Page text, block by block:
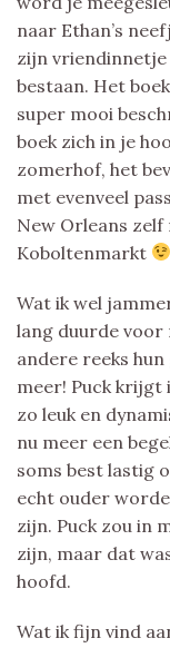
naar Ethan’s
zijn vriendinnetje
bestaan. Het
super mooi
boek zich in je
zomerhof, het
met evenveel
New Orleans zelf
Koboltenmarkt
Wat ik wel
lang duurde
andere reeks
meer! Puck krijgt
zo leuk en
nu meer een
soms best lastig
echt ouder
zijn. Puck zou in
zijn, maar dat
hoofd.
Wat ik fijn vind